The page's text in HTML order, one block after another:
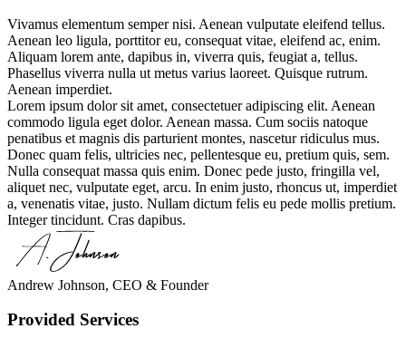
Vivamus elementum semper nisi. Aenean vulputate eleifend tellus.
Aenean leo ligula, porttitor eu, consequat vitae, eleifend ac, enim.
Aliquam lorem ante, dapibus in, viverra quis, feugiat a, tellus.
Phasellus viverra nulla ut metus varius laoreet. Quisque rutrum.
Aenean imperdiet.
Lorem ipsum dolor sit amet, consectetuer adipiscing elit. Aenean
commodo ligula eget dolor. Aenean massa. Cum sociis natoque
penatibus et magnis dis parturient montes, nascetur ridiculus mus.
Donec quam felis, ultricies nec, pellentesque eu, pretium quis, sem.
Nulla consequat massa quis enim. Donec pede justo, fringilla vel,
aliquet nec, vulputate eget, arcu. In enim justo, rhoncus ut, imperdiet
a, venenatis vitae, justo. Nullam dictum felis eu pede mollis pretium.
Integer tincidunt. Cras dapibus.
Andrew Johnson, CEO & Founder
Provided Services